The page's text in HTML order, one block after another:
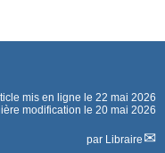
mis en ligne le 22 mai 2026
modification le 20 mai 2026
par Libraire